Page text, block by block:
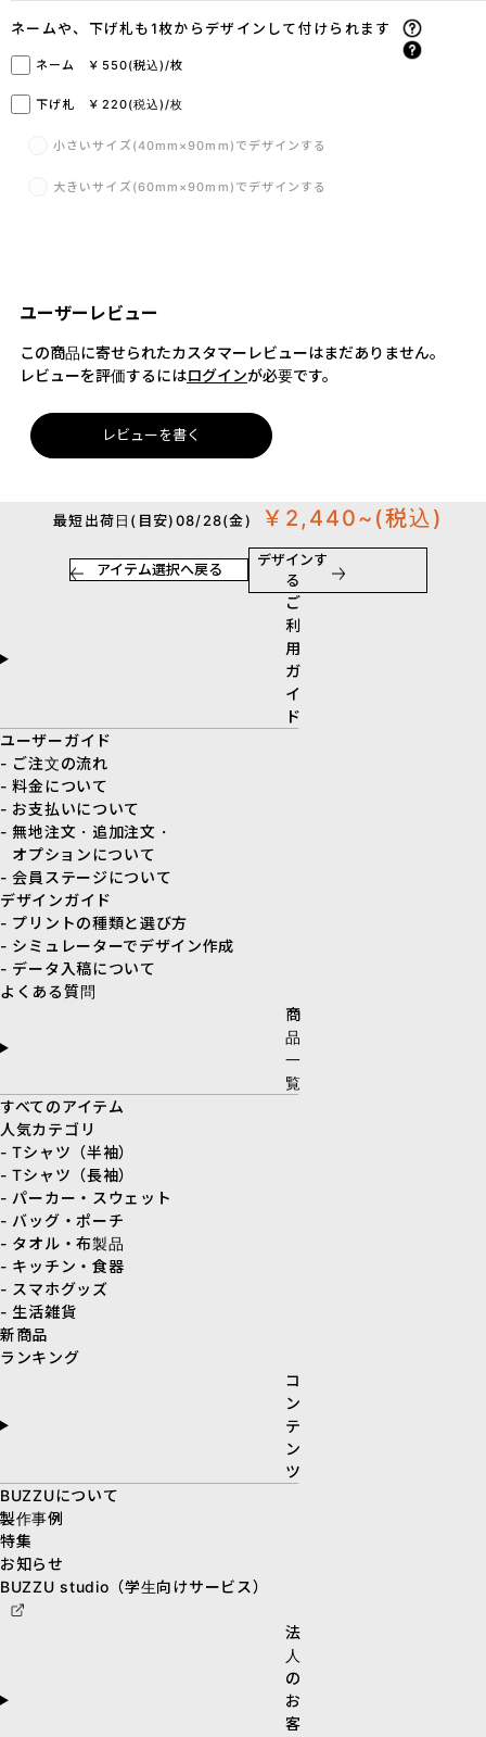
ネームや、下げ札も1枚からデザインして付けられます
ネーム ￥550(税込)/枚
下げ札 ￥220(税込)/枚
小さいサイズ(40mm×90mm)でデザインする
大きいサイズ(60mm×90mm)でデザインする
ユーザーレビュー
この商品に寄せられたカスタマーレビューはまだありません。
レビューを評価するにはログインが必要です。
レビューを書く
最短出荷日(目安)08/28(金) ￥2,440~ (税込)
アイテム選択へ戻る
デザインす
る
ご
利
用
ガ
イ
ド
ユーザーガイド
- ご注文の流れ
- 料金について
- お支払いについて
- 無地注文・追加注文・
オプションについて
- 会員ステージについて
デザインガイド
- プリントの種類と選び方
- シミュレーターでデザイン作成
- データ入稿について
よくある質問
商
品
一
覧
すべてのアイテム
人気カテゴリ
- Tシャツ（半袖）
- Tシャツ（長袖）
- パーカー・スウェット
- バッグ・ポーチ
- タオル・布製品
- キッチン・食器
- スマホグッズ
- 生活雑貨
新商品
ランキング
コ
ン
テ
ン
ツ
BUZZUについて
製作事例
特集
お知らせ
BUZZU studio（学生向けサービス）
法
人
の
お
客